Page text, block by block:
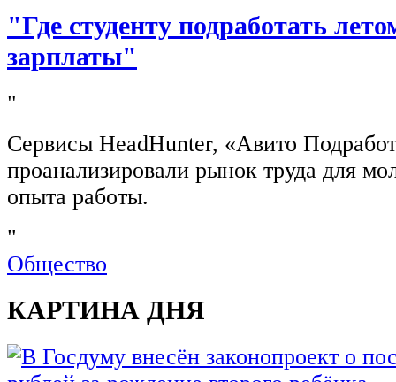
"Где студенту подработать
зарплаты"
"
Сервисы HeadHunter, «Авито
проанализировали рынок труда для
опыта работы.
"
Общество
КАРТИНА ДНЯ